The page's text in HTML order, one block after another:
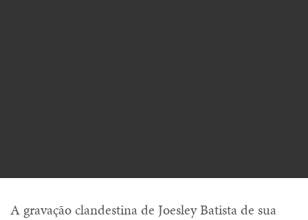
A gravação clandestina de Joesley Batista de sua